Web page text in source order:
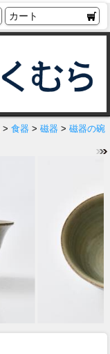
カート
> 食器 > 磁器 > 磁器の碗